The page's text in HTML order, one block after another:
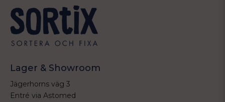
Lager & Showroom
Jägerhorns väg 3
Entré via Astomed